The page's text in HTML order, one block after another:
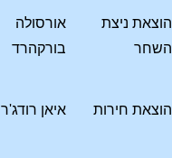
הוצאת ניצת
השחר
אורסולה
בורקהרד
הוצאת חירות איאן רודג'ר